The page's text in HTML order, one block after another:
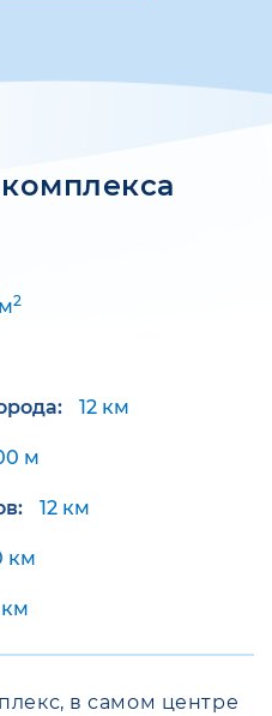
2
12 км
м
12 км
км
км
в самом центре